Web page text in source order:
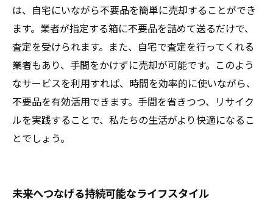
は、自宅にいながら不要品を簡単に売却することができ
ます。業者が指定する箱に不要品を詰めて送るだけで、
査定を受けられます。また、自宅で査定を行ってくれる
業者もあり、手間をかけずに売却が可能です。このよう
なサービスを利用すれば、時間を効率的に使いながら、
不要品を有効活用できます。手間を省きつつ、リサイク
ルを実践することで、私たちの生活がより快適になるこ
とでしょう。
未来へつなげる持続可能なライフスタイル